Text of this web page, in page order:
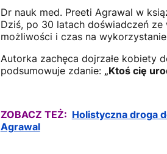
Dr nauk med. Preeti Agrawal w
Dziś, po 30 latach doświadczeń ze
możliwości i czas na
Autorka zachęca dojrzałe kobiety
podsumowuje zdanie: „Ktoś cię
ZOBACZ TEŻ: Holistyczna droga
Agrawal